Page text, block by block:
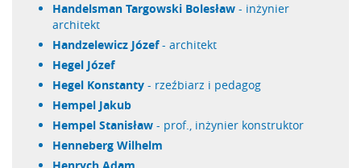
Handelsman Targowski Bolesław - inżynier
architekt
Handzelewicz Józef- architekt
Hegel Józef
Hegel Konstanty - rzeźbiarz i pedagog
Hempel Jakub
Hempel Stanisław - prof., inżynier konstruktor
Henneberg Wilhelm